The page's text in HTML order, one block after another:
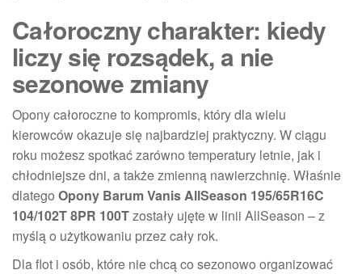
Całoroczny charakter: kiedy
liczy się rozsądek, a nie
sezonowe zmiany
Opony całoroczne to kompromis, który dla wielu
kierowców okazuje się najbardziej praktyczny. W ciągu
roku możesz spotkać zarówno temperatury letnie, jak i
chłodniejsze dni, a także zmienną nawierzchnię. Właśnie
dlatego Opony Barum Vanis AllSeason 195/65R16C
104/102T 8PR 100Tzostały ujęte w linii AllSeason – z
myślą o użytkowaniu przez cały rok.
Dla flot i osób, które nie chcą co sezonowo organizować